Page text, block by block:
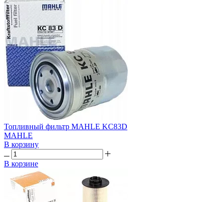
Топливный фильтр MAHLE KC83D
MAHLE
В корзину
В корзине